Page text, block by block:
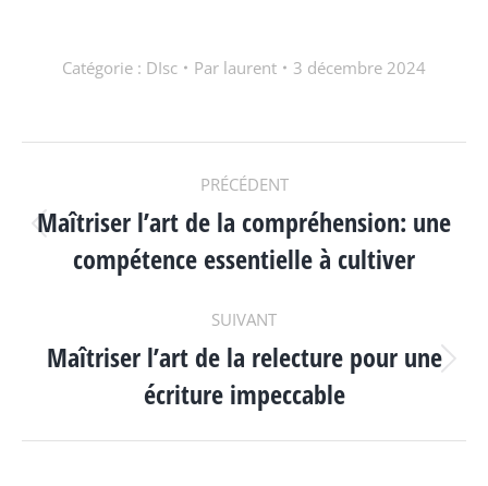
Catégorie : DIsc Par laurent 3 décembre 2024
NAVIGATION
ARTICLE
PRÉCÉDENT
Article
précédent
Maîtriser l’art de la compréhension: une
compétence essentielle à cultiver
SUIVANT
Article
suivant
:
Maîtriser l’art de la relecture pour une
écriture impeccable